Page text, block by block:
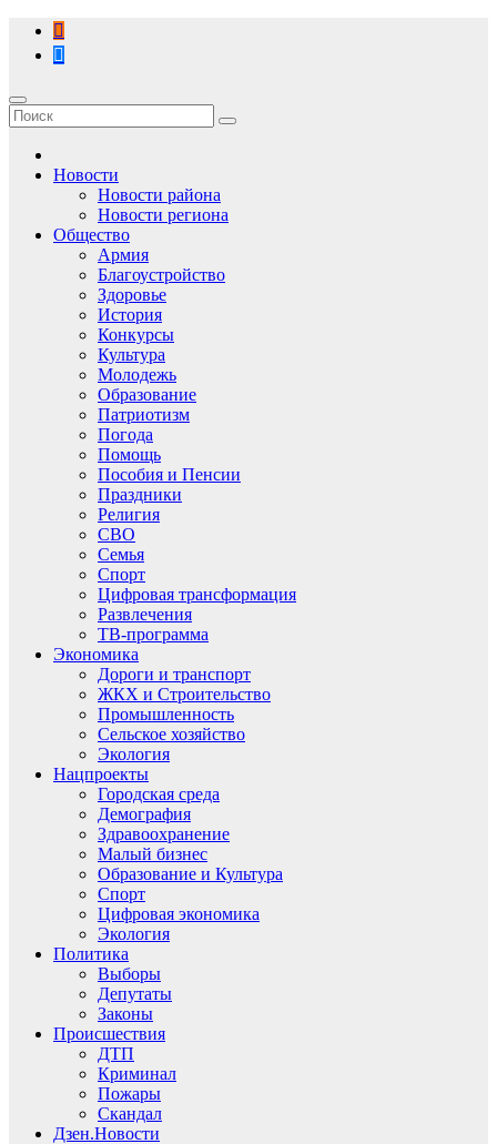
Перейти
содержимому
Новости
Новости района
Новости региона
Общество
Армия
Благоустройство
Здоровье
История
Конкурсы
Культура
Молодежь
Образование
Патриотизм
Погода
Помощь
Пособия и Пенсии
Праздники
Религия
СВО
Семья
Спорт
Цифровая трансформация
Развлечения
ТВ-программа
Экономика
Дороги и транспорт
ЖКХ и Строительство
Промышленность
Сельское хозяйство
Экология
Нацпроекты
Городская среда
Демография
Здравоохранение
Малый бизнес
Образование и Культура
Спорт
Цифровая экономика
Экология
Политика
Выборы
Депутаты
Законы
Происшествия
ДТП
Криминал
Пожары
Скандал
Дзен.Новости